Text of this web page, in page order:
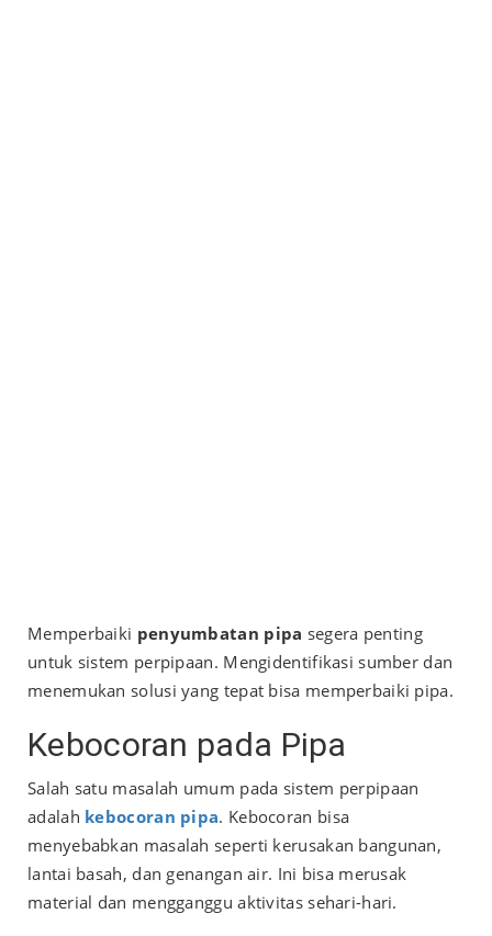
Memperbaiki penyumbatan pipa segera penting
untuk sistem perpipaan. Mengidentifikasi sumber dan
menemukan solusi yang tepat bisa memperbaiki pipa.
Kebocoran pada Pipa
Salah satu masalah umum pada sistem perpipaan
adalah kebocoran pipa. Kebocoran bisa
menyebabkan masalah seperti kerusakan bangunan,
lantai basah, dan genangan air. Ini bisa merusak
material dan mengganggu aktivitas sehari-hari.